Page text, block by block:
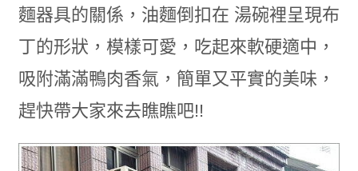
麵器具的關係，油麵倒扣在 湯碗裡呈現布
丁的形狀，模樣可愛，吃起來軟硬適中，
吸附滿滿鴨肉香氣，簡單又平實的美味，
趕快帶大家來去瞧瞧吧!!